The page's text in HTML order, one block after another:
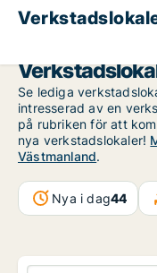
Se lediga
intresserad av en
på rubriken för att
nya verkstadslokaler!
Västmanland.
Nya i dag44